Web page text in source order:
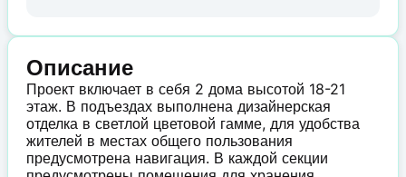
Описание
Проект включает в себя 2 дома высотой 18-21
этаж. В подъездах выполнена дизайнерская
отделка в светлой цветовой гамме, для удобства
жителей в местах общего пользования
предусмотрена навигация. В каждой секции